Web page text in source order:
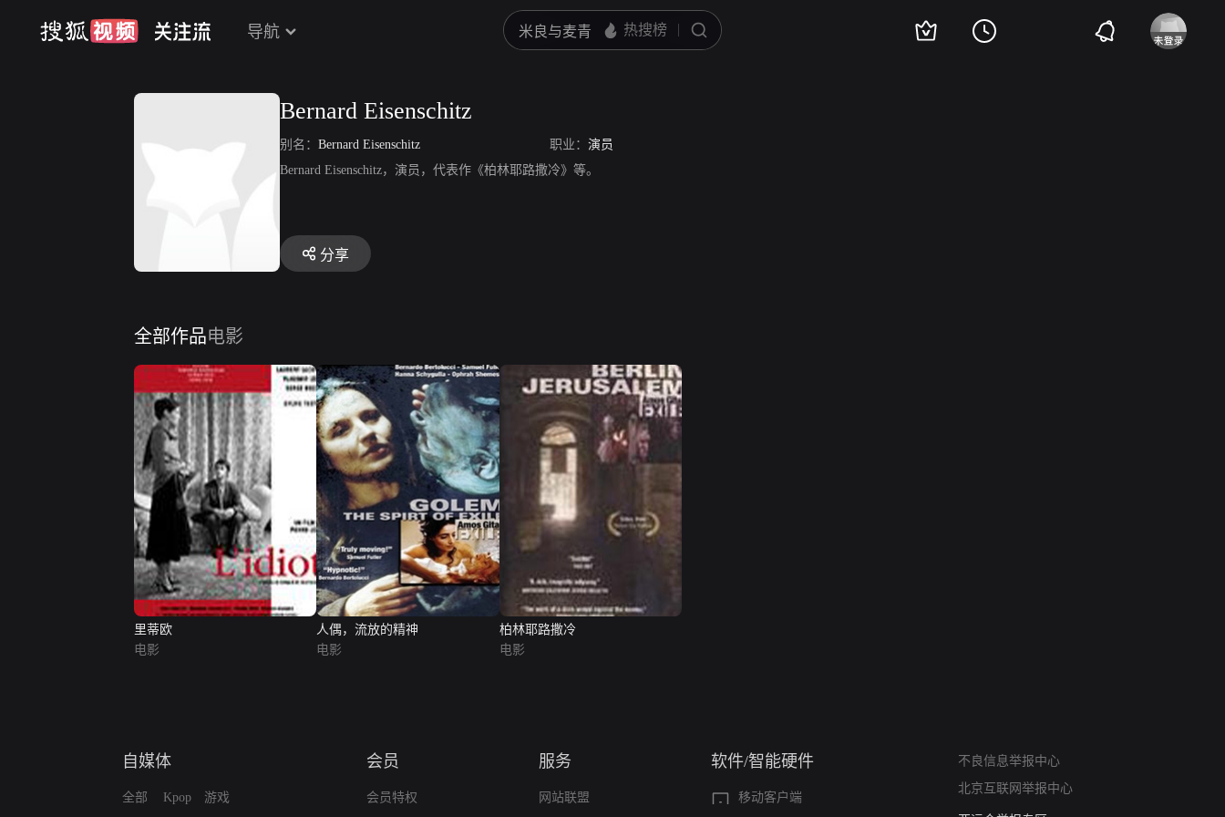
导航
Bernard Eisenschitz
别名： Bernard Eisenschitz 职业： 演员
Bernard Eisenschitz，演员，代表作《柏林耶路撒冷》等。
分享
全部作品电影
里蒂欧
电影
人偶，流放的精神
电影
柏林耶路撒冷
电影
自媒体
全部 Kpop 游戏
会员
会员特权
服务
网站联盟
软件/智能硬件
移动客户端
不良信息举报中心
北京互联网举报中心
算法推荐专项举报